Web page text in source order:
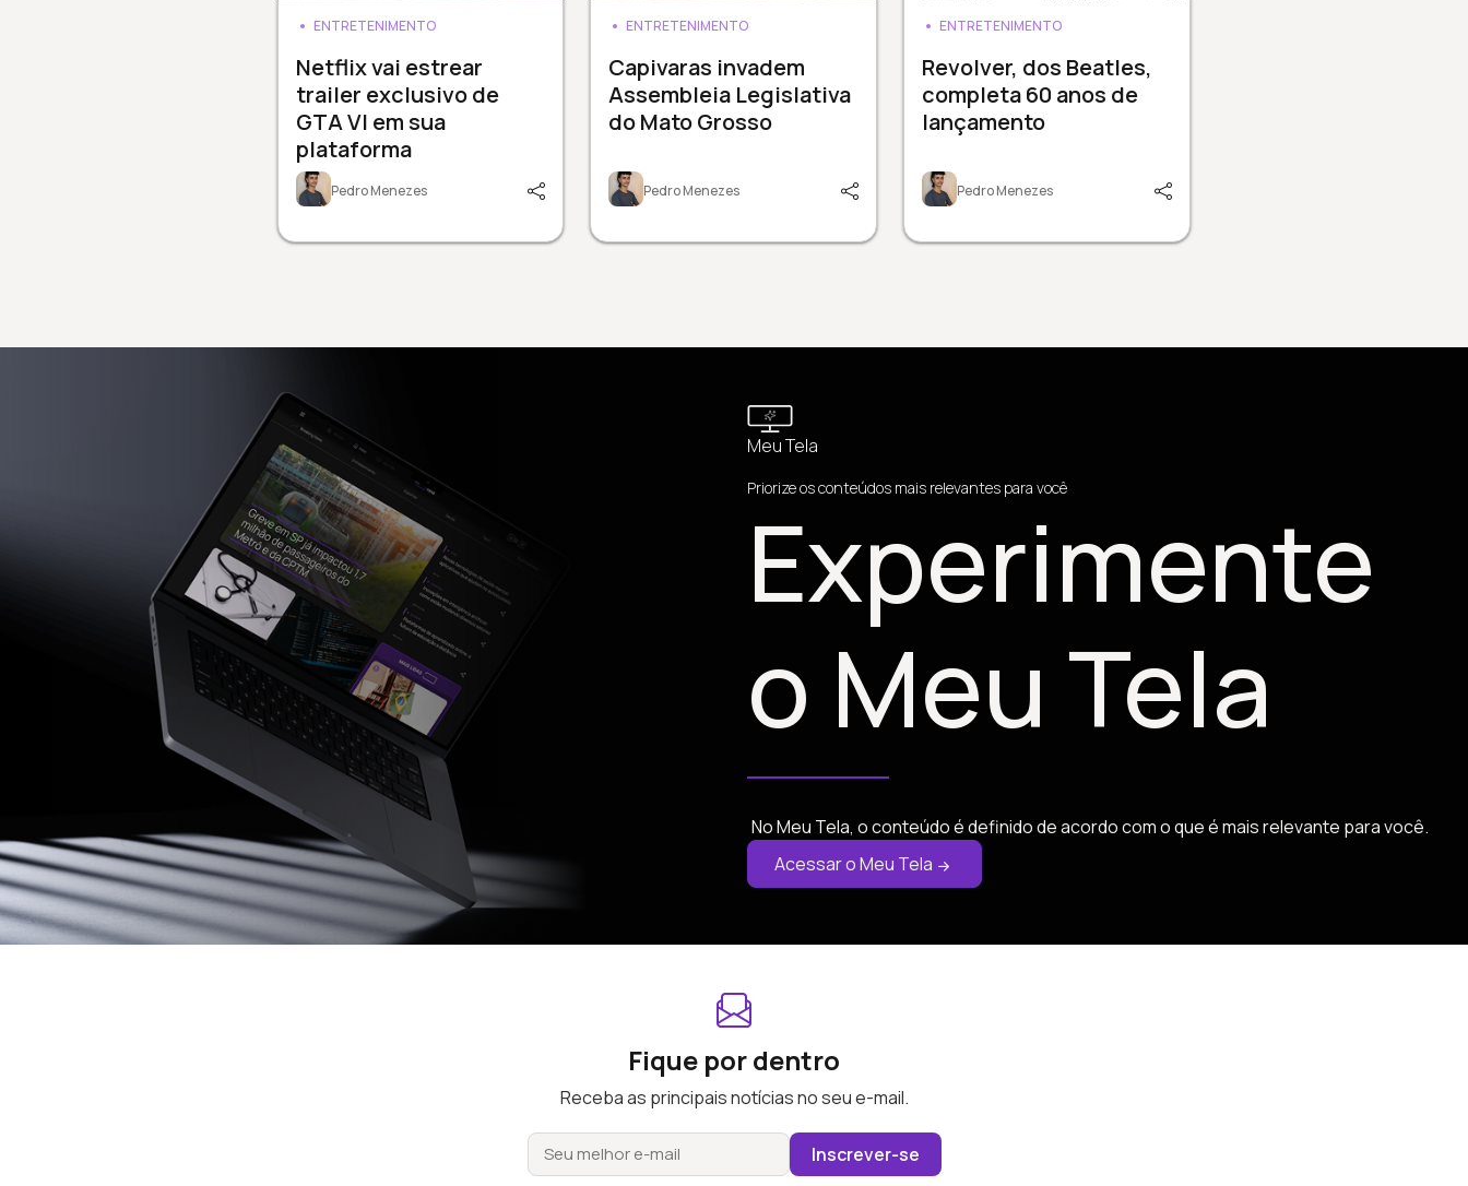
ENTRETENIMENTO
Netflix vai estrear
trailer exclusivo de
GTA VI em sua
plataforma
Pedro Menezes
ENTRETENIMENTO
Capivaras invadem
Assembleia Legislativa
do Mato Grosso
Pedro Menezes
ENTRETENIMENTO
Revolver, dos Beatles,
completa 60 anos de
lançamento
Pedro Menezes
Meu Tela
Priorize os conteúdos mais relevantes para você
Experimente
o Meu Tela
No Meu Tela, o conteúdo é definido de acordo com o que é mais relevante para você.
Acessar o Meu Tela
Fique por dentro
Receba as principais notícias no seu e-mail.
Inscrever-se